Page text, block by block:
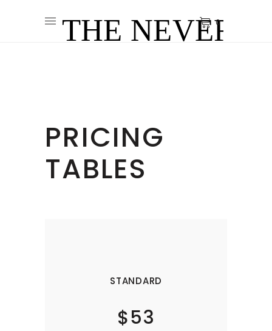
0
PRICING
TABLES
STANDARD
$53